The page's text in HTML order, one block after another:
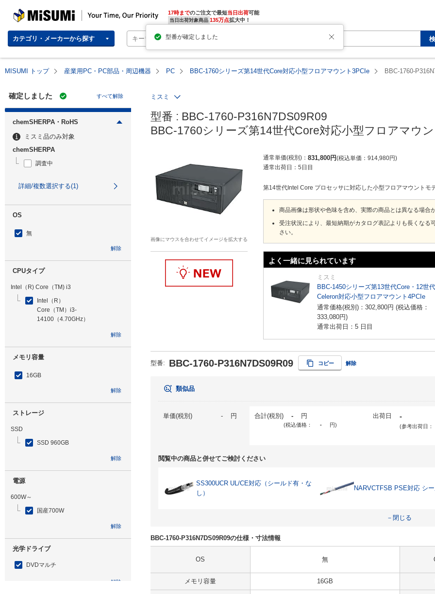
MISUMI | Your Time, Our Priority 17時までのご注文で最短当日出荷
当日出荷対象商品 135万点拡大中！
カテゴリ・メーカーから探す
MISUMI トップ 産業用PC・PC部品・周辺機器 PC BBC-1760シリーズ第14世代Core対応小型フロアマウント3PCIe BBC-1760-
確定しました すべて解除
chemSHERPA・RoHS
ミスミ品のみ対象
chemSHERPA
調査中
詳細/複数選択する(1)
OS
無
解除
CPUタイプ
Intel（R) Core（TM) i3
Intel（R）
Core（TM）i3-
14100（4.70GHz）
解除
メモリ容量
16GB
解除
ストレージ
SSD
SSD 960GB
解除
電源
600W～
国産700W
解除
光学ドライブ
DVDマルチ
解除
ミスミ
型番 : BBC-1760-P316N7DS09R09
BBC-1760シリーズ第14世代Core対応小型フロアマウ
画像にマウスを合わせてイメージを拡大する
通常単価(税別) 831,800円 税込単価 914,980円
通常出荷日： 5日目
第14世代Intel Core プロセッサに対応した小型フロアマウントモデ
商品画像は形状や色味を含め、実際の商品とは異なる場合
受注状況により、最短納期がカタログ表記よりも長くな
さい。
よく一緒に見られています
ミスミ
BBC-1450シリーズ第13世代Core・12世代
Celeron対応小型フロアマウント4PCIe
通常価格(税別)： 302,800円 (税込価格：
333,080円)
通常出荷日：5 日目
型番: BBC-1760-P316N7DS09R09 コピー 解除
類似品
単価(税別) - 円 合計(税別) - 円
(税込価格： - 円)
出荷日 -
(参考出荷日：
閲覧中の商品と併せてご検討ください
SS300UCR UL/CE対応（シールド有・な
し）
NARVCTFSB PSE対応 シ
－閉じる
BBC-1760-P316N7DS09R09の仕様・寸法情報
OS 無
メモリ容量 16GB